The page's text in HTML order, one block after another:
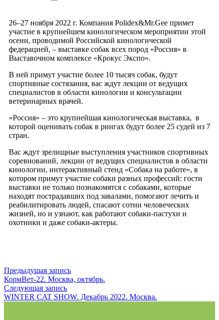
26–27 ноября 2022 г. Компания Polidex&Mr.Gee примет
участие в крупнейшем кинологическом мероприятии этой
осени, проводимой Российской кинологической
федерацией, – выставке собак всех пород «Россия» в
Выставочном комплексе «Крокус Экспо».
В ней примут участие более 10 тысяч собак, будут
спортивные состязания, вас ждут лекции от ведущих
специалистов в области кинологии и консультации
ветеринарных врачей.
«Россия» – это крупнейшая кинологическая выставка, в
которой оценивать собак в рингах будут более 25 судей из 7
стран.
Вас ждут зрелищные выступления участников спортивных
соревнований, лекции от ведущих специалистов в области
кинологии, интерактивный стенд «Собака на работе», в
котором примут участие собаки разных профессий: гости
выставки не только познакомятся с собаками, которые
находят пострадавших под завалами, помогают лечить и
реабилитировать людей, спасают сотни человеческих
жизней, но и узнают, как работают собаки-пастухи и
охотники и даже собаки-актеры.
Предыдущая запись
КормВет-22. Москва, октябрь.
Следующая запись
WINTER CAT SHOW. Декабрь 2022. Москва.